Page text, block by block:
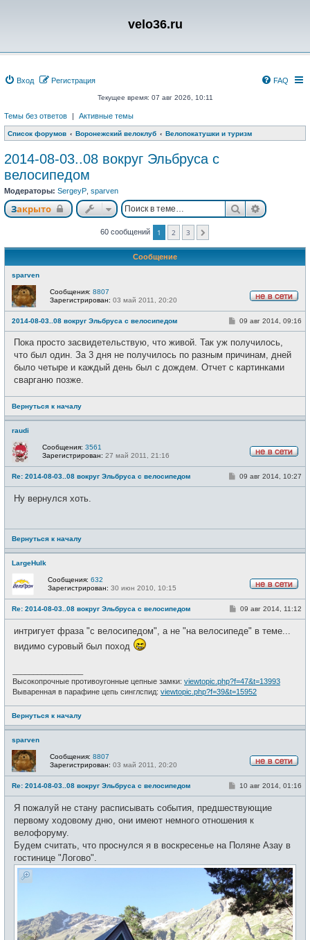
velo36.ru
Вход Регистрация FAQ
Текущее время: 07 авг 2026, 10:11
Темы без ответов | Активные темы
Список форумов Воронежский велоклуб Велопокатушки и туризм
2014-08-03..08 вокруг Эльбруса с
велосипедом
Модераторы: SergeyP sparven
Закрыто Поиск
60 сообщений 1 2 3
Сообщение
sparven
е
в
с
Сообщения: 8807
Зарегистрирован: 03 май 2011, 20:20
2014-08-03..08 вокруг Эльбруса с велосипедом
С
б
щ
н
09 авг 2014, 09:16
Пока просто засвидетельствую, что живой. Так уж получилось,
что был один. За 3 дня не получилось по разным причинам, дней
было четыре и каждый день был с дождем. Отчет с картинками
сварганю позже.
Вернуться к началу
raudi
е
в
с
Сообщения: 3561
Зарегистрирован: 27 май 2011, 21:16
Re: 2014-08-03..08 вокруг Эльбруса с велосипедом
С09 авг 2014, 10:27
Ну вернулся хоть.
Вернуться к началу
LargeHulk
е
в
с
Сообщения: 632
Зарегистрирован: 30 июн 2010, 10:15
Re: 2014-08-03..08 вокруг Эльбруса с велосипедом
С
б
09 авг 2014, 11:12
интригует фраза "с велосипедом", а не "на велосипеде" в теме...
видимо суровый был поход
Высокопрочные противоугонные цепные замки: viewtopic.php?f=47&t=13993
Вываренная в парафине цепь синглспид: viewtopic.php?f=39&t=15952
Вернуться к началу
sparven
е
в
с
Сообщения: 8807
Зарегистрирован: 03 май 2011, 20:20
Re: 2014-08-03..08 вокруг Эльбруса с велосипедом
С
б
щ
и
10 авг 2014, 01:16
Я пожалуй не стану расписывать события, предшествующие
первому ходовому дню, они имеют немного отношения к
велофоруму.
Будем считать, что проснулся я в воскресенье на Поляне Азау в
гостинице "Логово".